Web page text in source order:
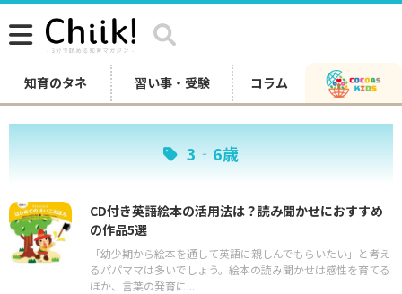
知育のタネ 習い事・受験 コラム
3‐6歳
CD付き英語絵本の活用法は？読み聞かせにおすすめ
の作品5選
「幼少期から絵本を通して英語に親しんでもらいたい」と考え
るパパママは多いでしょう。絵本の読み聞かせは感性を育てる
ほか、言葉の発育に...